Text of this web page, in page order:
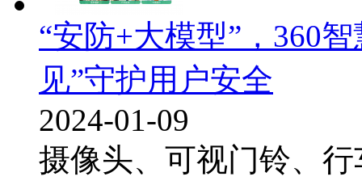
“安防+大模型”，360
见”守护用户安全
2024-01-09
摄像头、可视门铃、